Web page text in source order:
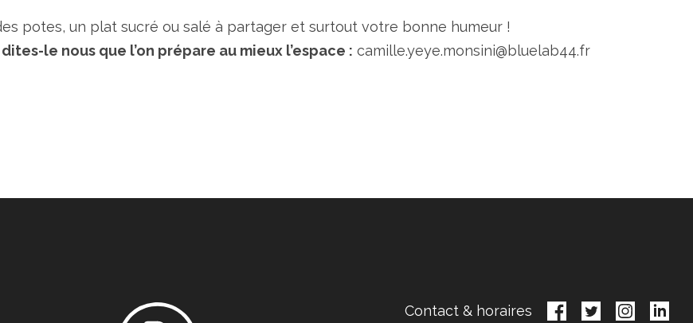
potes, un plat sucré ou salé à partager et surtout votre bonne humeur !
le nous que l’on prépare au mieux l’espace : camille.yeye.monsini@bluelab44.fr
Contact & horaires